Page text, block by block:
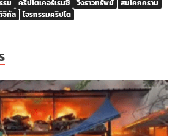
รม คริปโตเคอร์เรนซี วิ่งราวทรัพย์
สนโคกคราม
จิทัล โจรกรรมคริปโต